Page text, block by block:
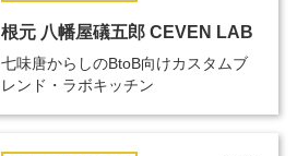
根元 八幡屋礒五郎 CEVEN LAB
七味唐からしのBtoB向けカスタムブ
レンド・ラボキッチン